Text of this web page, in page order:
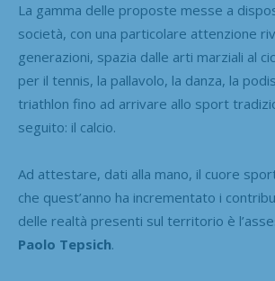
La gamma delle proposte messe a
società, con una particolare attenzione
generazioni, spazia dalle arti marziali al
per il tennis, la pallavolo, la danza, la
triathlon fino ad arrivare allo sport
seguito: il calcio.
Ad attestare, dati alla mano, il cuore
che quest’anno ha incrementato i
delle realtà presenti sul territorio è
Paolo Tepsich.